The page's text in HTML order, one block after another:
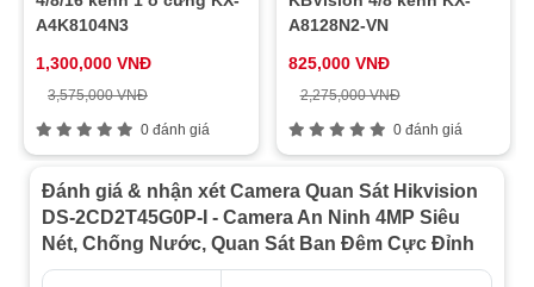
Độ phân giải
đa
Luồng phụ
50Hz: 25fps (640 × 480, 640 × 360, 320
× 240), 60Hz: 30fps (640 × 480, 640 ×
360, 320 × 240)
Tốc độ khung
hình
50Hz: 25fps (2688 × 1520, 2304 × 1296,
1920 × 1080, 1280 × 720), 60Hz: 24fps
(2688 × 1520), 30fps (2304 × 1296,
1920 × 1080, 1280 × 720)
A4K8104N3
1,300,000 VNĐ
3,575,000 VNĐ
0 đánh giá
A8128N2-VN
825,000 VNĐ
2,275,000 VNĐ
0 đánh giá
Đánh giá & nhận xét Camera Quan Sát Hikvision
DS-2CD2T45G0P-I - Camera An Ninh 4MP Siêu
Nét, Chống Nước, Quan Sát Ban Đêm Cực Đỉnh